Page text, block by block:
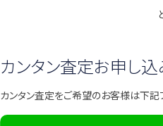
カンタン査定お申し込
カンタン査定をご希望のお客様は下